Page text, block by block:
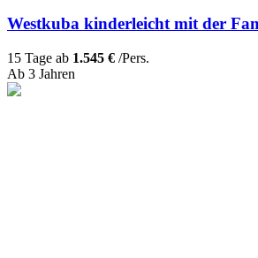
Westkuba kinderleicht mit der
15 Tage ab 1.545 € /Pers.
Ab 3 Jahren